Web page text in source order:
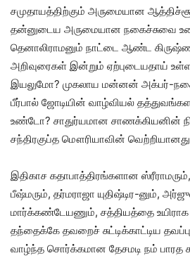
சமுதாயத்திற்கும் அருமையான
தன்னுடைய அருமையான நகைச்சுவை
தெனாலிராமனும் நாட்டை ஆண்ட
அறிவுரைகள் இன்றும் ஏற்புடையதாய்
இயலுமோ? முகலாய மன்னன் அக்பர்-
பீர்பால் ஜோடியின் வாழ்வியல்
உண்டோ? சாதுர்யமான சாணக்கியனின்
சந்திரகுப்த மௌரியாவின் வெற்றியானது
இதிகாச கதாபாத்திரங்களான
பீஷ்மரும், தர்மராஜா யுதிஷ்டிர-னும்,
மார்க்கண்டேயணும், சத்தியத்தை உயிராக
தந்தைக்கே தவறைச் சுட்டிக்காட்டிய
வாழ்ந்த சொர்க்கமான தேசமடி நம்